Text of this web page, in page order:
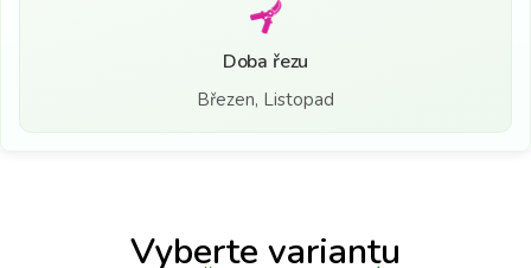
Doba řezu
Březen, Listopad
Vyberte variantu